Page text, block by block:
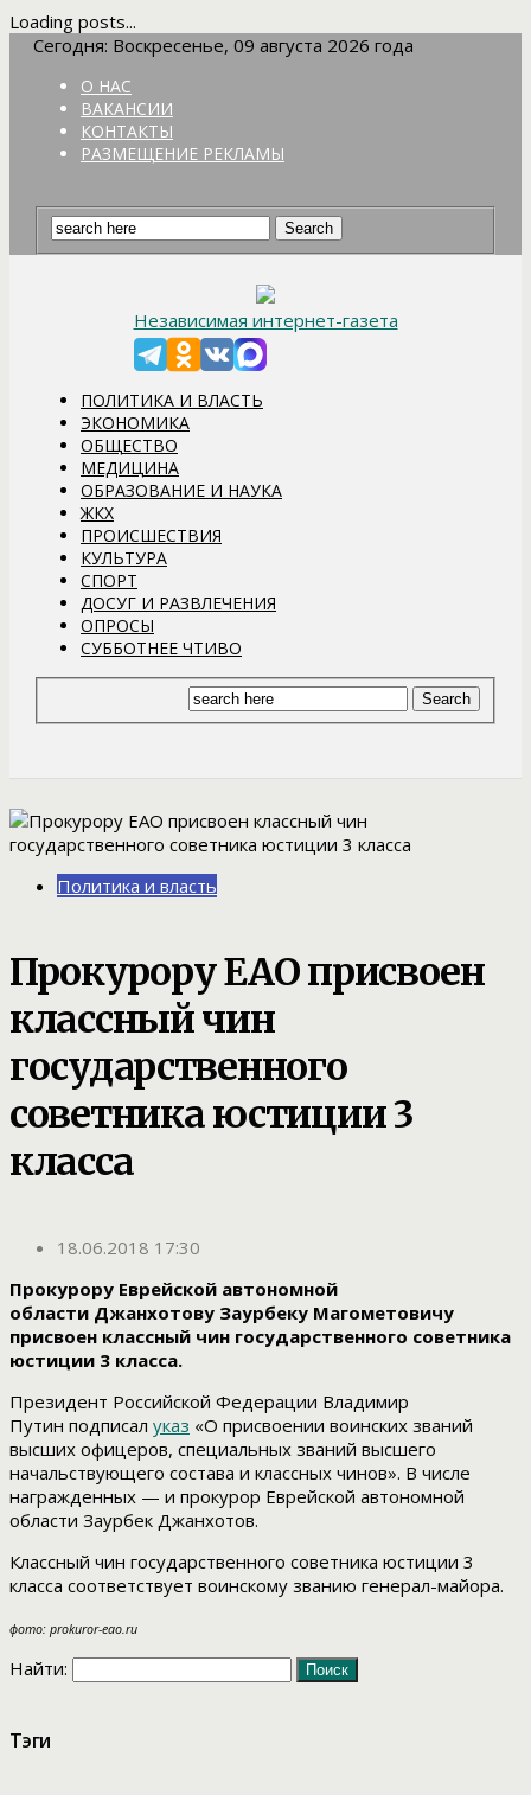
Loading posts...
Сегодня: Воскресенье, 09 августа 2026 года
О НАС
ВАКАНСИИ
КОНТАКТЫ
РАЗМЕЩЕНИЕ РЕКЛАМЫ
Независимая интернет-газета
ПОЛИТИКА И ВЛАСТЬ
ЭКОНОМИКА
ОБЩЕСТВО
МЕДИЦИНА
ОБРАЗОВАНИЕ И НАУКА
ЖКХ
ПРОИСШЕСТВИЯ
КУЛЬТУРА
СПОРТ
ДОСУГ И РАЗВЛЕЧЕНИЯ
ОПРОСЫ
СУББОТНЕЕ ЧТИВО
Политика и власть
Прокурору ЕАО присвоен
классный чин
государственного
советника юстиции 3
класса
18.06.2018 17:30
Прокурору Еврейской автономной
области Джанхотову Заурбеку Магометовичу
присвоен классный чин государственного советника
юстиции 3 класса.
Президент Российской Федерации Владимир
Путин подписал указ «О присвоении воинских званий
высших офицеров, специальных званий высшего
начальствующего состава и классных чинов». В числе
награжденных — и прокурор Еврейской автономной
области Заурбек Джанхотов.
Классный чин государственного советника юстиции 3
класса соответствует воинскому званию генерал-майора.
фото: prokuror-eao.ru
Найти:
Тэги